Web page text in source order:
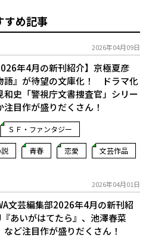
すめ記事
2026年04月09日
年4月の新刊紹介】京極夏彦
語』が待望の文庫化！ ドラマ化
和史「警視庁文書捜査官」シリー
注目作が盛りだくさん！
ＳＦ・ファンタジー
青春 恋愛 文芸作品
2026年04月01日
文芸編集部2026年4月の新刊紹
あいがはてたら』、池澤春菜
など注目作が盛りだくさん！